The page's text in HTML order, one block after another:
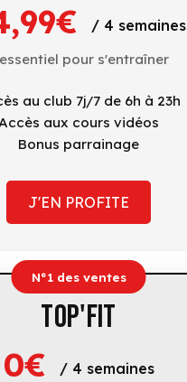
/ 4 semaines
pour s'entraîner
au club 7j/7 de 6h à 23h
aux cours vidéos
Bonus parrainage
J'EN PROFITE
N°1 des ventes
TOP'FIT
0€ / 4 semaines